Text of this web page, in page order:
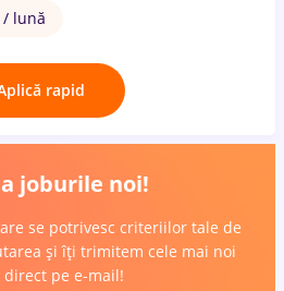
/ lună
rapid
joburile noi!
se potrivesc criteriilor tale de
și îți trimitem cele mai noi
pe e-mail!